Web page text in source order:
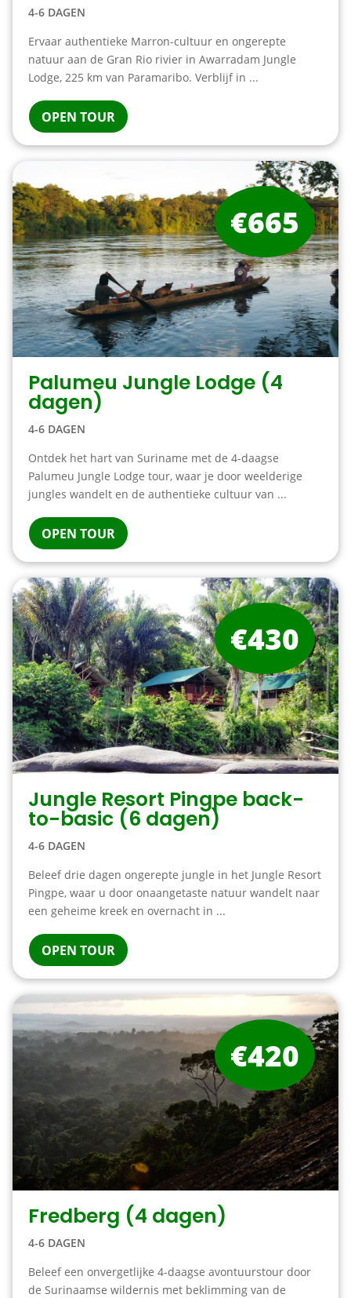
4-6 DAGEN
Ervaar authentieke Marron-cultuur en ongerepte
natuur aan de Gran Rio rivier in Awarradam Jungle
Lodge, 225 km van Paramaribo. Verblijf in ...
OPEN TOUR
Palumeu Jungle Lodge (4
dagen)
4-6 DAGEN
Ontdek het hart van Suriname met de 4-daagse
Palumeu Jungle Lodge tour, waar je door weelderige
jungles wandelt en de authentieke cultuur van ...
OPEN TOUR
€665
Jungle Resort Pingpe back-
to-basic (6 dagen)
4-6 DAGEN
Beleef drie dagen ongerepte jungle in het Jungle Resort
Pingpe, waar u door onaangetaste natuur wandelt naar
een geheime kreek en overnacht in ...
OPEN TOUR
€430
Fredberg (4 dagen)
4-6 DAGEN
Beleef een onvergetlijke 4-daagse avontuurstour door
de Surinaamse wildernis met beklimming van de
€420